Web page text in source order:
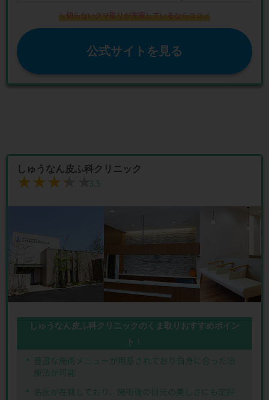
＼切らないクマ取りが充実しているならココ／
公式サイトを見る
しゅうなん皮ふ科クリニック
★★★★★
★★★★★3.5
しゅうなん皮ふ科クリニックのくま取りおすすめポイン
ト！
豊富な施術メニューが用意されており自身に合った治
療法が可能
名医が在籍しており、施術後の目元の美しさにも定評